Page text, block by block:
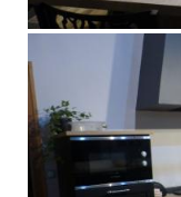
Contact